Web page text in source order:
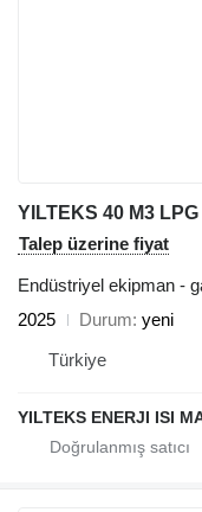
YILTEKS 40 M3
Talep üzerine fiyat
Endüstriyel ekipman -
2025
Durum yeni
Türkiye